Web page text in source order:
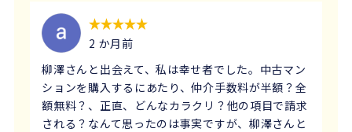
2 か月前
柳澤さんと出会えて、私は幸せ者でした。中古マン
ションを購入するにあたり、仲介手数料が半額？全
額無料？、正直、どんなカラクリ？他の項目で請求
される？なんて思ったのは事実ですが、柳澤さんと